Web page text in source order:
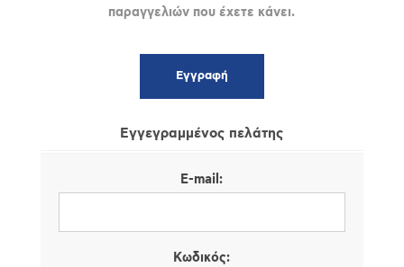
παραγγελιών που έχετε κάνει.
Εγγεγραμμένος πελάτης
E-mail:
Κωδικός: